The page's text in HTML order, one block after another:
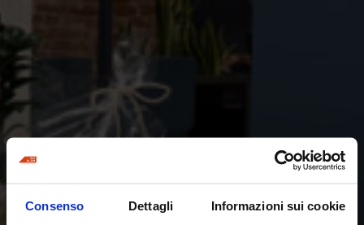
Consenso Dettagli Informazioni sui cookie